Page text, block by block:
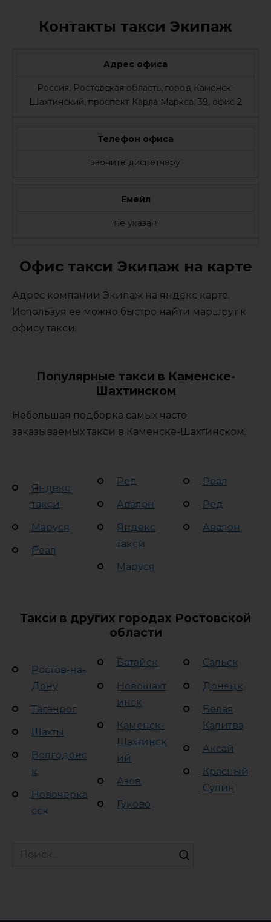
Контакты такси Экипаж
Адрес офиса
Россия, Ростовская область, город Каменск-
Шахтинский, проспект Карла Маркса, 39, офис 2
Телефон офиса
звоните диспетчеру
Емейл
не указан
Офис такси Экипаж на карте
Адрес компании Экипаж на яндекс карте.
Используя ее можно быстро найти маршрут к
офису такси.
Популярные такси в Каменске-
Шахтинском
Небольшая подборка самых часто
заказываемых такси в Каменске-Шахтинском.
Яндекс
такси
Маруся
Реал
Ред
Авалон
Яндекс
такси
Маруся
Реал
Ред
Авалон
Такси в других городах Ростовской
области
Ростов-на-
Дону
Таганрог
Шахты
Волгодонс
к
Новочерка
сск
Батайск
Новошахт
инск
Каменск-
Шахтинск
ий
Азов
Гуково
Сальск
Донецк
Белая
Калитва
Аксай
Красный
Сулин
Search